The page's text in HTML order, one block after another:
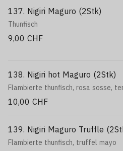
137. Nigiri Maguro (2Stk)
Thunfisch
9,00 CHF
138. Nigiri hot Maguro (2Stk)
Flambierte thunfisch, rosa sosse,
10,00 CHF
139. Nigiri Maguro Truffle
Flambierte thunfisch, truffel mayo